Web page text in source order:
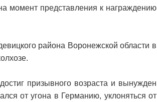
момент представления к награждению
района Воронежской области в
призывного возраста и вынужден
от угона в Германию, уклоняться от